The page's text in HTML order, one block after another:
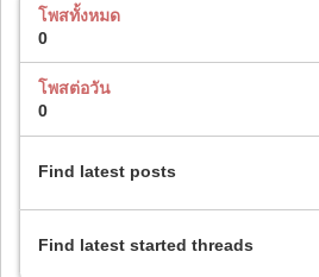
โพสทั้งหมด
0
โพสต่อวัน
0
Find latest posts
Find latest started threads